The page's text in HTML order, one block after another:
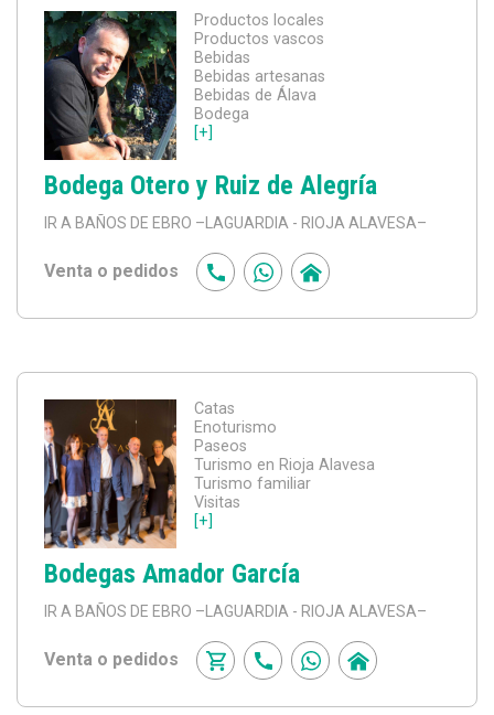
Productos locales
Productos vascos
Bebidas
Bebidas artesanas
Bebidas de Álava
Bodega
[+]
Bodega Otero y Ruiz de Alegría
IR A BAÑOS DE EBRO –LAGUARDIA - RIOJA ALAVESA–
Venta o pedidos
Catas
Enoturismo
Paseos
Turismo en Rioja Alavesa
Turismo familiar
Visitas
[+]
Bodegas Amador García
IR A BAÑOS DE EBRO –LAGUARDIA - RIOJA ALAVESA–
Venta o pedidos